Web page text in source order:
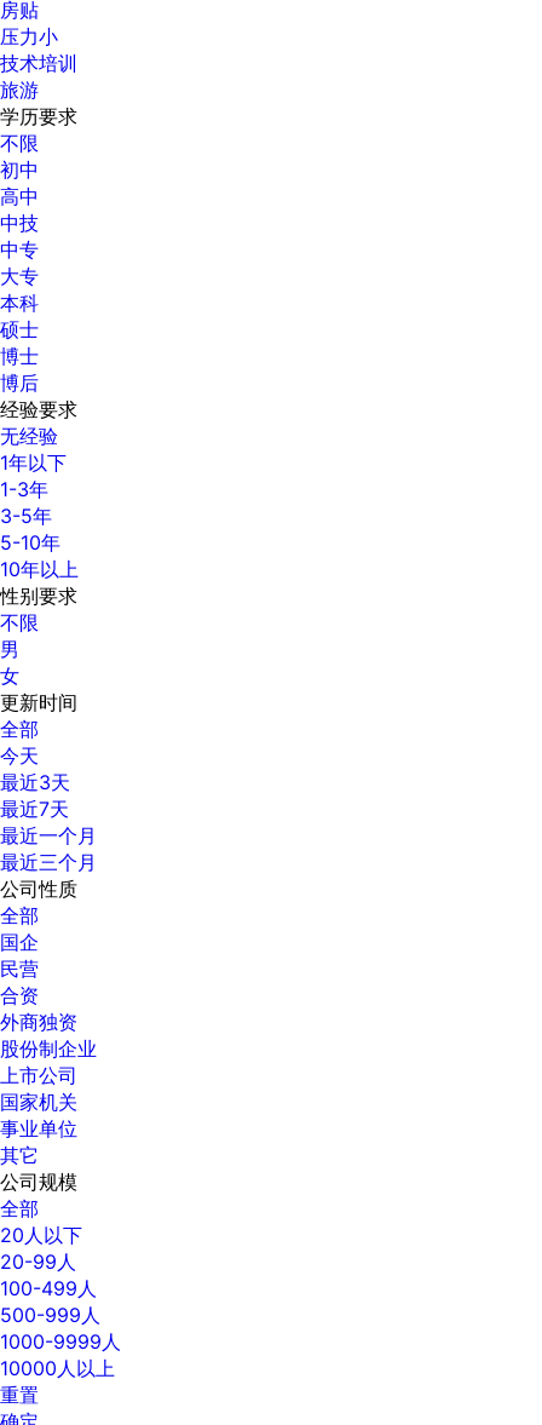
房贴
压力小
技术培训
旅游
学历要求
不限
初中
高中
中技
中专
大专
本科
硕士
博士
博后
经验要求
无经验
1年以下
1-3年
3-5年
5-10年
10年以上
性别要求
不限
男
女
更新时间
全部
今天
最近3天
最近7天
最近一个月
最近三个月
公司性质
全部
国企
民营
合资
外商独资
股份制企业
上市公司
国家机关
事业单位
其它
公司规模
全部
20人以下
20-99人
100-499人
500-999人
1000-9999人
10000人以上
重置